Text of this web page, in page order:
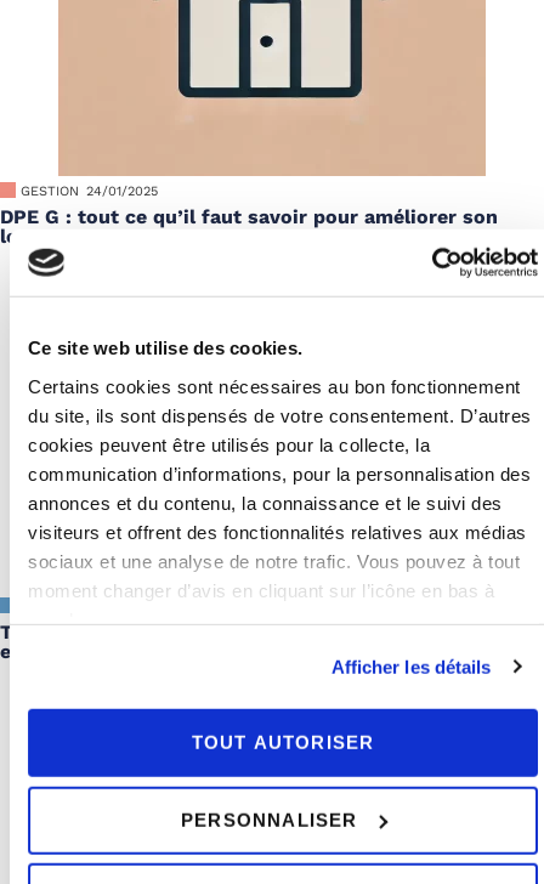
Ce site web utilise des cookies.
Certains cookies sont nécessaires au bon fonctionnement
du site, ils sont dispensés de votre consentement. D’autres
cookies peuvent être utilisés pour la collecte, la
communication d’informations, pour la personnalisation des
annonces et du contenu, la connaissance et le suivi des
visiteurs et offrent des fonctionnalités relatives aux médias
sociaux et une analyse de notre trafic. Vous pouvez à tout
moment changer d’avis en cliquant sur l’icône en bas à
Afficher les détails
TOUT AUTORISER
PERSONNALISER
GESTION 24/01/2025
DPE G : tout ce qu’il faut savoir pour améliorer son
logement
25/11/2024
Taxe sur les logements vacants 2024 : envoi d’avis par
erreur